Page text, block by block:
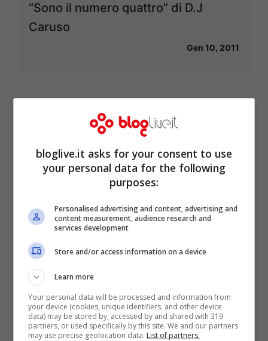
“Sono il numero quattro” di D.J
Caruso
Gen 10, 2011
2 3 4
Articoli recenti
Miracolo della Maternità:
la Figlia che Salva e il
Ruolo di Padre Pio nella
Scopri l’Ebook Ideale per
le tue Letture Estive in
Spiaggia: Offerta
Imperdibile su Amazon!
bloglive.it asks for your consent to use
your personal data for the following
purposes:
Personalised advertising and content, advertising and
content measurement, audience research and
services development
Store and/or access information on a device
Learn more
Your personal data will be processed and information from
your device (cookies, unique identifiers, and other device
data) may be stored by, accessed by and shared with 319
partners, or used specifically by this site. We and our partners
may use precise geolocation data. List of partners.